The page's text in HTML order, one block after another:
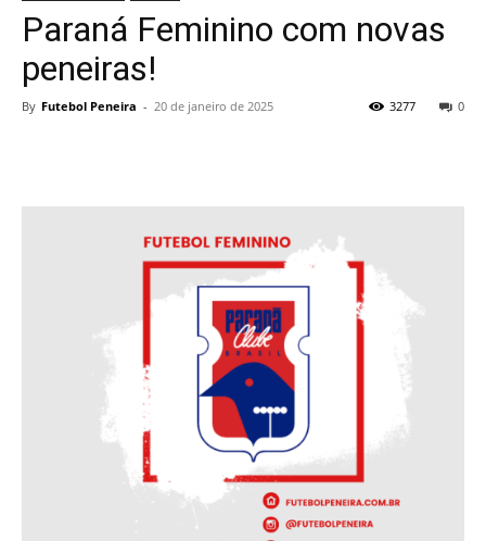
Paraná Feminino com novas
peneiras!
By Futebol Peneira - 20 de janeiro de 2025 0
3277